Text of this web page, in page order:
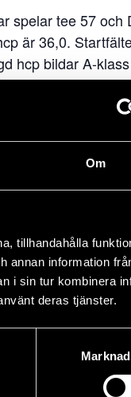
Om
tillhandahålla
annan information
i sin tur kombinera
deras tjänster.
spelar tee 57 och
är 36,0.
hcp bildar A-